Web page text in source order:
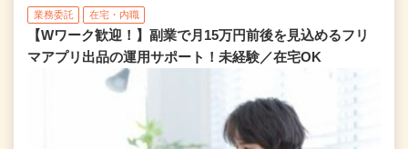
業務委託 在宅・内職
【Wワーク歓迎！】副業で月15万円前後を見込めるフリ
マアプリ出品の運用サポート！未経験／在宅OK